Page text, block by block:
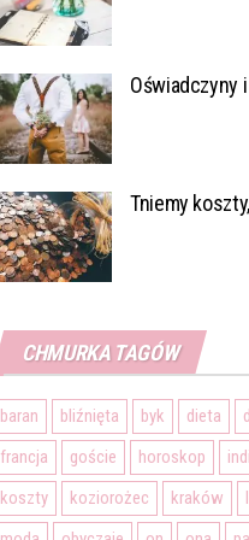
Oświadczyny
Tniemy
CHMURKA TAGÓW
baran bliźnięta byk dieta
francja
goście horoskop
koszty
koziorożec kraków